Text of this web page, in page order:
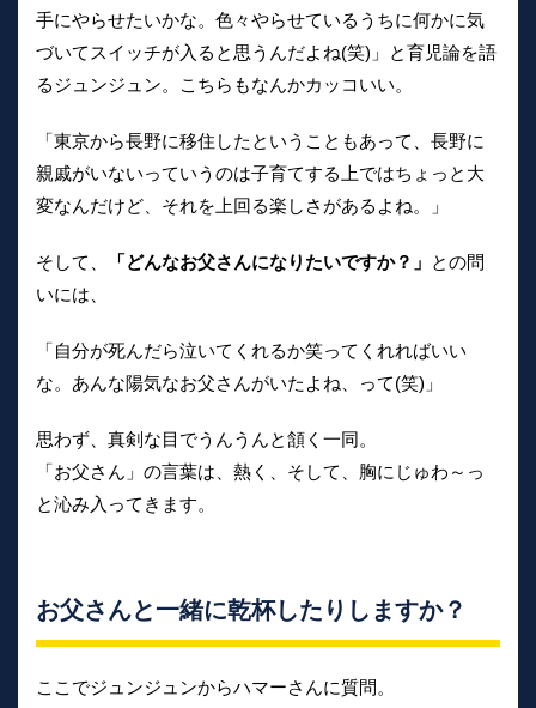
手にやらせたいかな。色々やらせているうちに何かに気
づいてスイッチが入ると思うんだよね(笑)」と育児論を語
るジュンジュン。こちらもなんかカッコいい。
「東京から長野に移住したということもあって、長野に
親戚がいないっていうのは子育てする上ではちょっと大
変なんだけど、それを上回る楽しさがあるよね。」
そして、 「どんなお父さんになりたいですか？」 との問
いには、
「自分が死んだら泣いてくれるか笑ってくれればいい
な。あんな陽気なお父さんがいたよね、って(笑)」
思わず、真剣な目でうんうんと頷く一同。
「お父さん」の言葉は、熱く、そして、胸にじゅわ～っ
と沁み入ってきます。
お父さんと一緒に乾杯したりしますか？
ここでジュンジュンからハマーさんに質問。